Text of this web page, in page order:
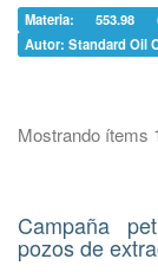
Materia: 553.98
Autor: Standard Oil
Mostrando ítems
Campaña
pozos de